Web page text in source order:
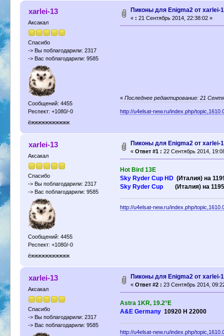
xarlei-13
Аксакал
Спасибо
-> Вы поблагодарили: 2317
-> Вас поблагодарили: 9585
Сообщений: 4455
Респект: +1080/-0
ёжжжжжжжжжжж
Пиконы для Enigma2 от xarlei-
« : 21 Сентябрь 2014, 22:38:02 »
« Последнее редактирование: 21
http://u4elsat-new.ru/index.php/
xarlei-13
Аксакал
Спасибо
-> Вы поблагодарили: 2317
-> Вас поблагодарили: 9585
Сообщений: 4455
Респект: +1080/-0
ёжжжжжжжжжжж
Пиконы для Enigma2 от xarlei-
«Ответ #1 : 22 Сентябрь 2014,
Hot Bird 13E
Sky Ryder Cup HD(Италия) на
Sky Ryder Cup
(Италия) на
http://u4elsat-new.ru/index.php/
xarlei-13
Аксакал
Спасибо
-> Вы поблагодарили: 2317
-> Вас поблагодарили: 9585
Пиконы для Enigma2 от xarlei-
«Ответ #2 : 23 Сентябрь 2014,
Astra 1KR, 19.2°E
A&E Germany 10920 H 22000
http://u4elsat-new.ru/index.php/